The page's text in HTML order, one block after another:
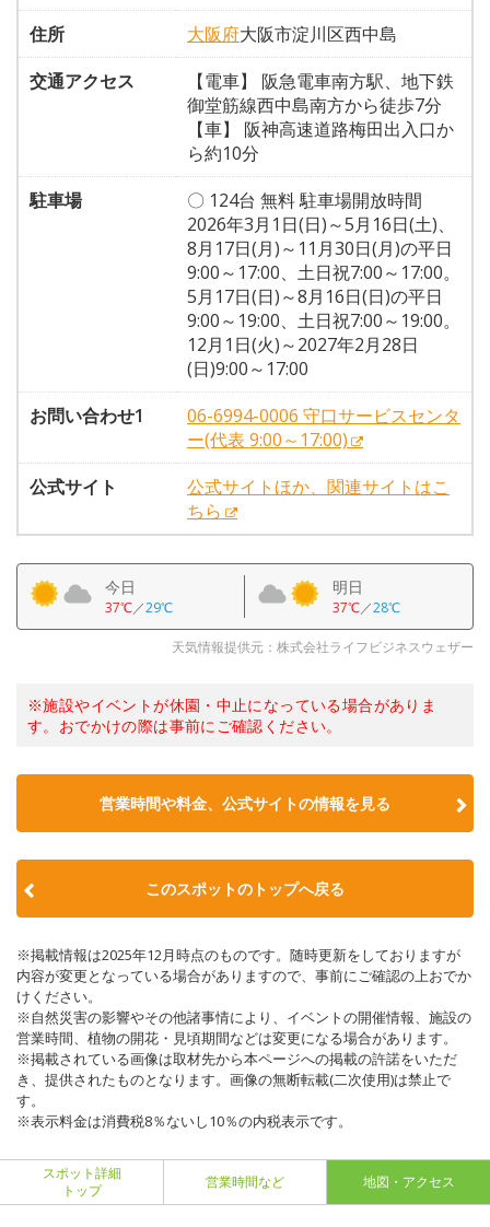
住所
大阪府大阪市淀川区西中島
交通アクセス
【電車】 阪急電車南方駅、地下鉄
御堂筋線西中島南方から徒歩7分
【車】 阪神高速道路梅田出入口か
ら約10分
駐車場
〇 124台 無料 駐車場開放時間
2026年3月1日(日)～5月16日(土)、
8月17日(月)～11月30日(月)の平日
9:00～17:00、土日祝7:00～17:00。
5月17日(日)～8月16日(日)の平日
9:00～19:00、土日祝7:00～19:00。
12月1日(火)～2027年2月28日
(日)9:00～17:00
お問い合わせ1
06-6994-0006 守口サービスセンタ
ー(代表 9:00～17:00)
公式サイト
公式サイトほか、関連サイトはこ
ちら
今日
37℃／29℃
明日
37℃／28℃
天気情報提供元：株式会社ライフビジネスウェザー
※施設やイベントが休園・中止になっている場合がありま
す。おでかけの際は事前にご確認ください。
営業時間や料金、公式サイトの情報を見る
このスポットのトップへ戻る
※掲載情報は2025年12月時点のものです。随時更新をしておりますが
内容が変更となっている場合がありますので、事前にご確認の上おでか
けください。
※自然災害の影響やその他諸事情により、イベントの開催情報、施設の
営業時間、植物の開花・見頃期間などは変更になる場合があります。
※掲載されている画像は取材先から本ページへの掲載の許諾をいただ
き、提供されたものとなります。画像の無断転載(二次使用)は禁止で
す。
※表示料金は消費税8％ないし10％の内税表示です。
スポット詳細
トップ
営業時間など 地図・アクセス